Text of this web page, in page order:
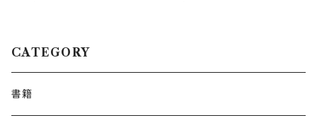
CATEGORY
書籍